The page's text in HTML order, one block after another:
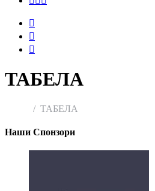
ТАБЕЛА
ТАБЕЛА
Наши Спонзори